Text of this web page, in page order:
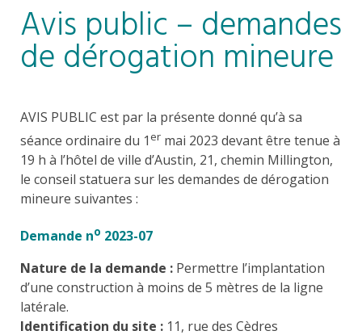
Avis public – demandes
de dérogation mineure
AVIS PUBLIC est par la présente donné qu’à sa
séance ordinaire du 1er mai 2023 devant être tenue à
19 h à l’hôtel de ville d’Austin, 21, chemin Millington,
le conseil statuera sur les demandes de dérogation
mineure suivantes :
Demande no 2023-07
Nature de la demande : Permettre l’implantation
d’une construction à moins de 5 mètres de la ligne
latérale.
Identification du site : 11, rue des Cèdres